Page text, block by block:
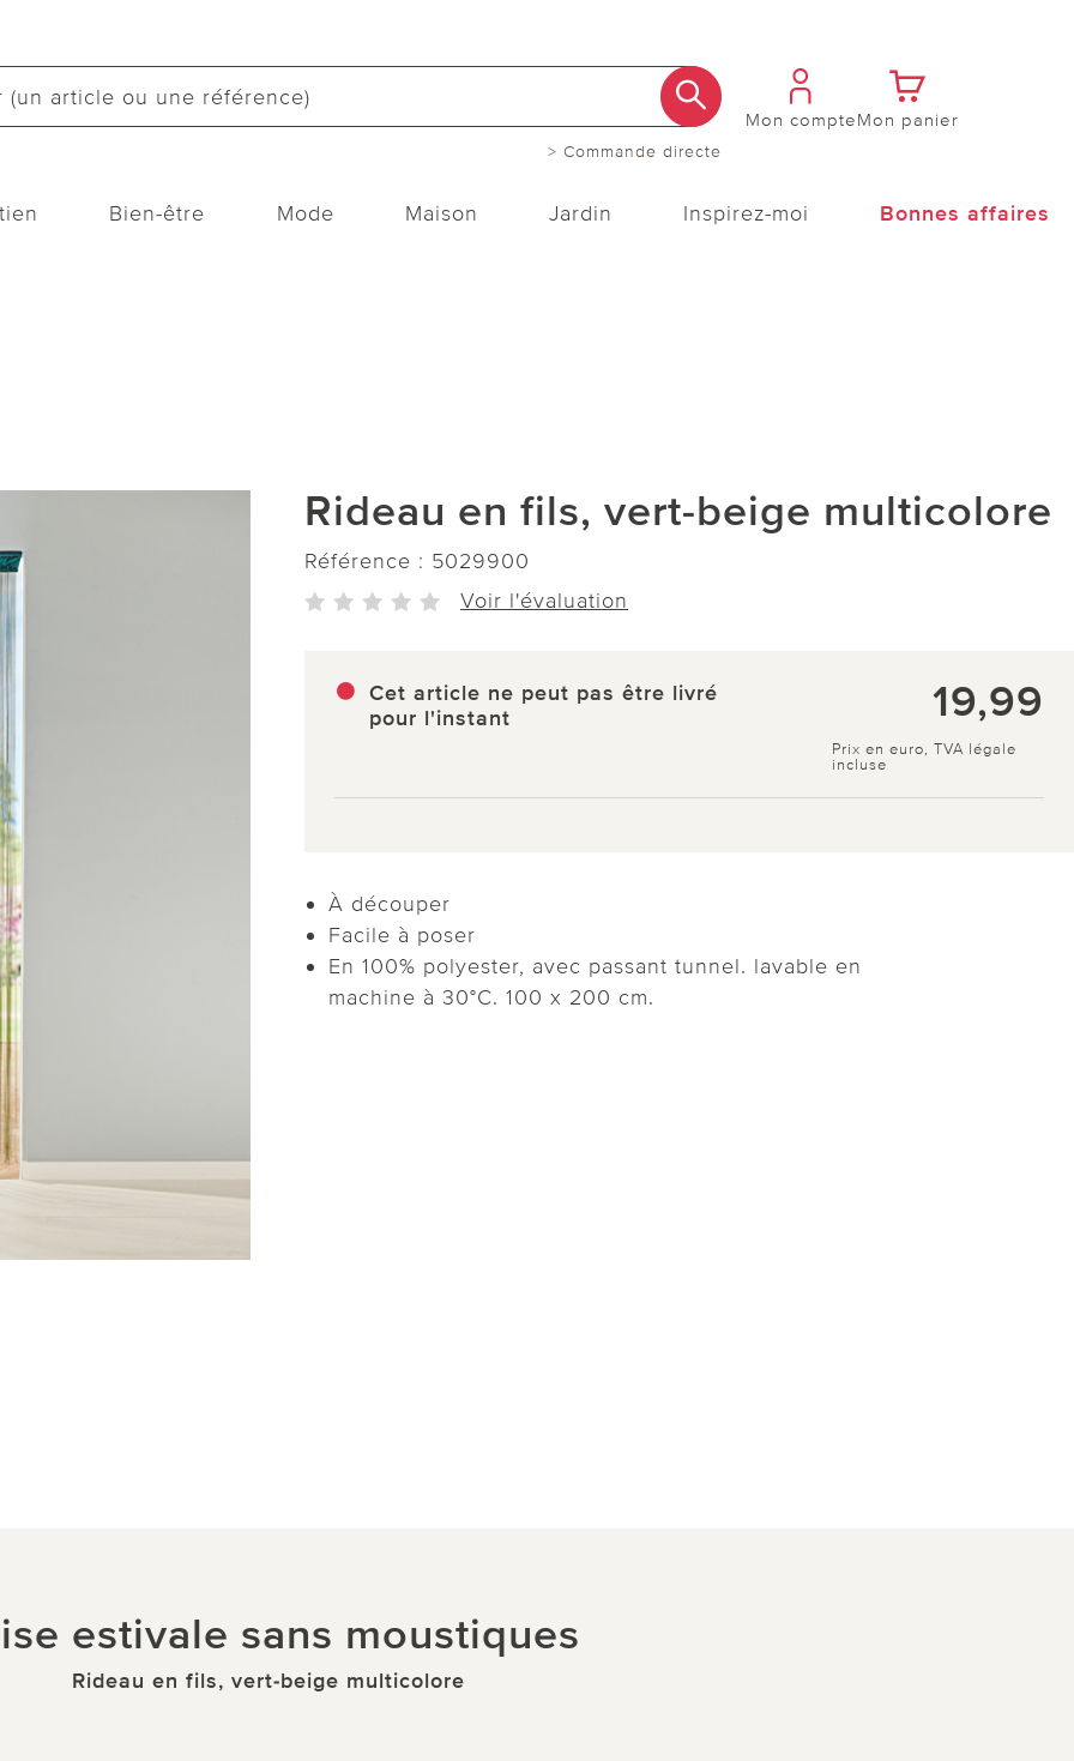
> Commande directe
Mon compteMon panier
Bien-être Mode Maison Jardin Inspirez-moi Bonnes affaires
Rideau en fils, vert-beige multicolore
Référence : 5029900
Voir l'évaluation
Cet article ne peut pas être livré
pour l'instant
19,99
Prix en euro, TVA légale
incluse
À découper
Facile à poser
En 100% polyester, avec passant tunnel. lavable en
machine à 30°C. 100 x 200 cm.
estivale sans moustiques
Rideau en fils, vert-beige multicolore